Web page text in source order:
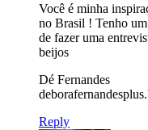
Você é minha
no Brasil ! Tenho
de fazer uma
beijos
Dé Fernandes
Reply